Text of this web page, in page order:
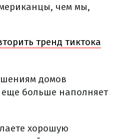
чем мы,
тренд тиктока
домов
еще больше наполняет
хорошую